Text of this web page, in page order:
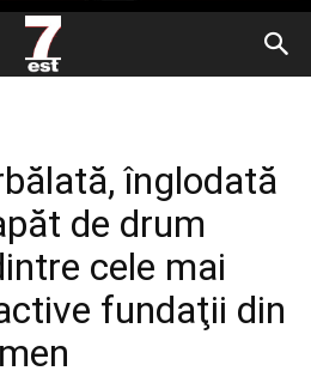
înglodată
de drum
cele mai
fundaţii din